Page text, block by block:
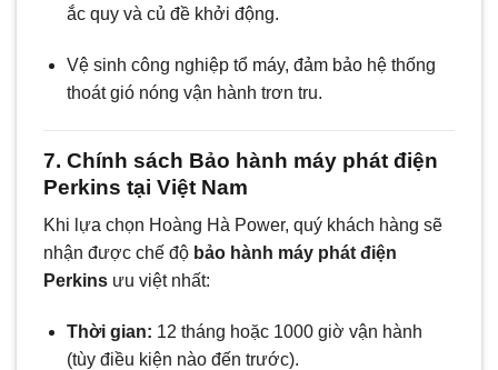
ắc quy và củ đề khởi động.
Vệ sinh công nghiệp tổ máy, đảm bảo hệ thống
thoát gió nóng vận hành trơn tru.
7. Chính sách Bảo hành máy phát điện
Perkins tại Việt Nam
Khi lựa chọn Hoàng Hà Power, quý khách hàng sẽ
nhận được chế độ bảo hành máy phát điện
Perkins ưu việt nhất:
Thời gian: 12 tháng hoặc 1000 giờ vận hành
(tùy điều kiện nào đến trước).